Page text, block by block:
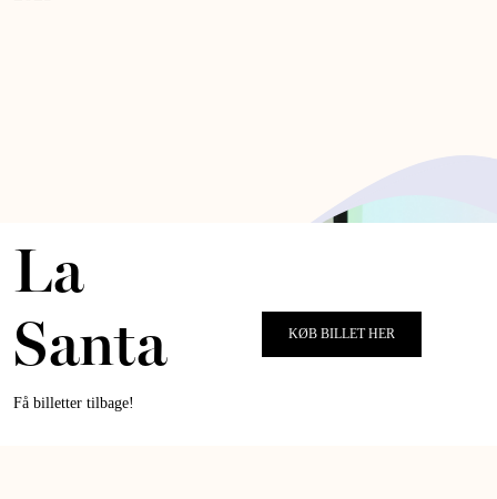
La
Santa
Få billetter tilbage!
KØB BILLET HER